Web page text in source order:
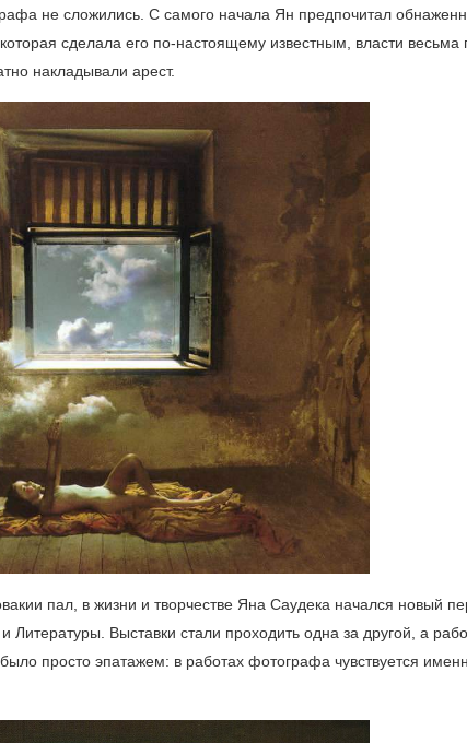
не сложились. С самого начала Ян предпочитал
сделала его по-настоящему известным, власти весьма
накладывали арест.
пал, в жизни и творчестве Яна Саудека начался новый
Выставки стали проходить одна за другой, а
просто эпатажем: в работах фотографа чувствуется